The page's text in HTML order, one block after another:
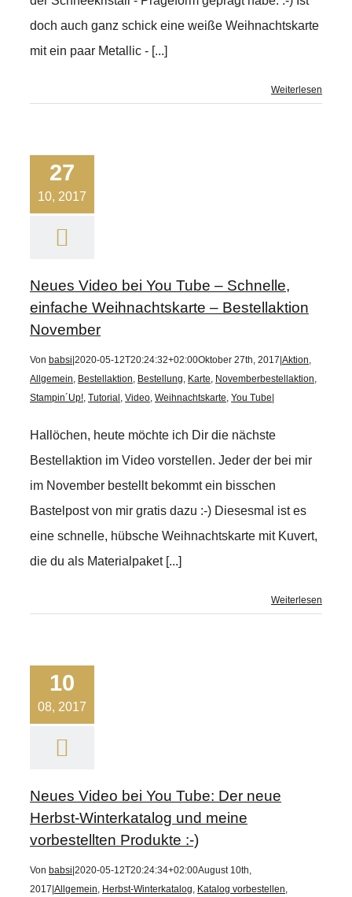
doch auch ganz schick eine weiße Weihnachtskarte
mit ein paar Metallic - [...]
Weiterlesen
27
10, 2017
Neues Video bei You Tube – Schnelle,
einfache Weihnachtskarte – Bestellaktion
November
Von babsi 2020-05-12T20:24:32+02:00Oktober 27th, 2017 Aktion,
Allgemein, Bestellaktion, Bestellung, Karte, Novemberbestellaktion,
Stampin´Up!, Tutorial , Video, Weihnachtskarte, You Tube
Hallöchen, heute möchte ich Dir die nächste
Bestellaktion im Video vorstellen. Jeder der bei mir
im November bestellt bekommt ein bisschen
Bastelpost von mir gratis dazu :-) Diesesmal ist es
eine schnelle, hübsche Weihnachtskarte mit Kuvert,
die du als Materialpaket [...]
Weiterlesen
10
08, 2017
Neues Video bei You Tube: Der neue
Herbst-Winterkatalog und meine
vorbestellten Produkte :-)
Von babsi 2020-05-12T20:24:34+02:00August 10th,
2017 Allgemein, Herbst-Winterkatalog, Katalog vorbestellen,